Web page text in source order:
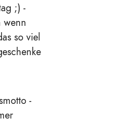
;) -
so viel
-